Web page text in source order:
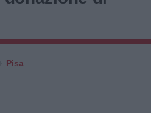
Pisa